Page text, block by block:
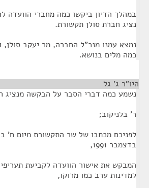
במהלך הדיון ביקשו כמה מחברי הוועדה
נציג חברת סולן תקשורת.
נמצא עמנו מנכ"ל החברה, מר יעקב סולן,
כמה מלים בנושא.
היו"ר ג' גל
נשמע כמה דברי הסבר על הבקשה מנציג
ר' בלניקוב;
בדצמבר 1991,
המבקש את אישור הוועדה לקביעת
למדינות ערב כמו מרוקו,